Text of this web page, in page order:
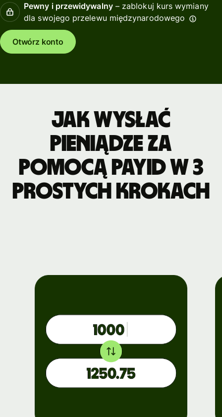
Pewny i przewidywalny– zablokuj kurs wymiany
dla swojego przelewu międzynarodowego
Otwórz konto
Jak wysłać
pieniądze za
pomocą PayID w 3
prostych krokach